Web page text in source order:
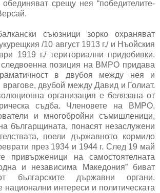
срещу нея “победителите-
съюзници зорко охраняват
/10 август 1913 г./ и Нъойския
1919 г./ териториални придобивки.
позиция на ВМРО придава
в двубоя между нея и
врагове, двубой между Давид и Голиат.
организация е белязана от
съдба. Членовете на ВМРО,
и многобройни съмишленици,
българщината, понасят незаслужени
поели държавното кормило
през 1934 и 1944 г. След 19 май
привърженици на самостоятелната
и независима Македония” биват
българските държавни органи.
национални интереси и политическата